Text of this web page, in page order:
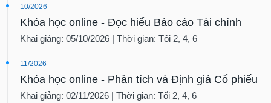
10/2026
Khóa học online - Đọc hiểu Báo cáo Tài chính
Khai giảng: 05/10/2026 | Thời gian: Tối 2, 4, 6
11/2026
Khóa học online - Phân tích và Định giá Cổ phiếu
Khai giảng: 02/11/2026 | Thời gian: Tối 2, 4, 6